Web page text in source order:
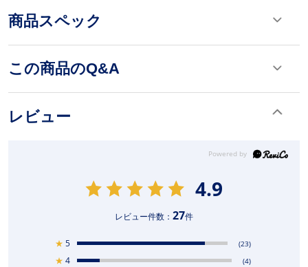
商品スペック
この商品のQ&A
レビュー
4.9
レビュー件数： 27件
★ 5 (23)
★ 4 (4)